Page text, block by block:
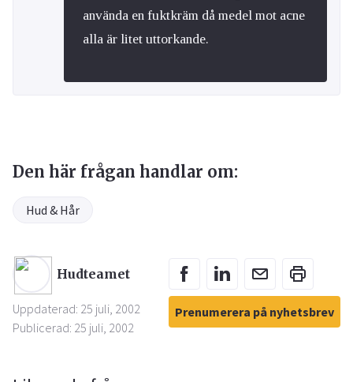
använda en fuktkräm då medel mot acne
alla är litet uttorkande.
Den här frågan handlar om:
Hud & Hår
Hudteamet
Uppdaterad: 25 juli, 2002
Publicerad: 25 juli, 2002
Prenumerera på nyhetsbrev